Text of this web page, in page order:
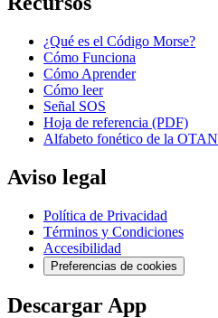
¿Qué es el Código Morse?
Cómo Funciona
Cómo Aprender
Cómo leer
Señal SOS
Hoja de referencia (PDF)
Alfabeto fonético de la OTAN
Aviso legal
Política de Privacidad
Términos y Condiciones
Accesibilidad
Preferencias de cookies
Descargar App